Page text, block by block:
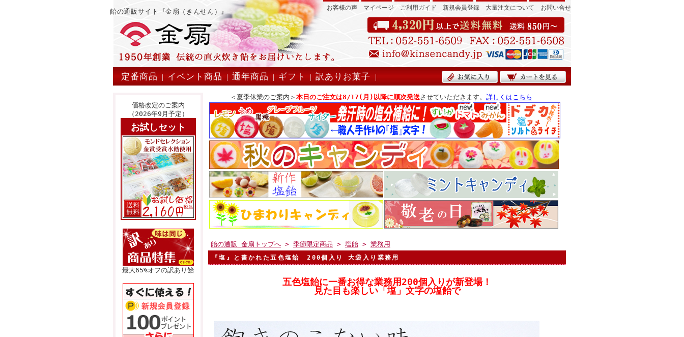
飴の通販サイト『金扇（きんせん）』
お客様の声 マイページ ご利用ガイド 新規会員登録 大量注文について お問い合せ
定番商品 | イベント商品 | 通年商品 | ギフト | 訳ありお菓子 |
価格改定のご案内
（2026年9月予定）
お試しセット
最大65%オフの訳あり飴
＜夏季休業のご案内＞ 本日のご注文は8/17(月)以降に順次発送させていただきます。 詳しくはこちら
飴の通販 金扇トップへ > 季節限定商品 > 塩飴 > 業務用
『塩』と書かれた五色塩飴 200個入り 大袋入り業務用
五色塩飴に一番お得な業務用200個入りが新登場！
見た目も楽しい「塩」文字の塩飴で